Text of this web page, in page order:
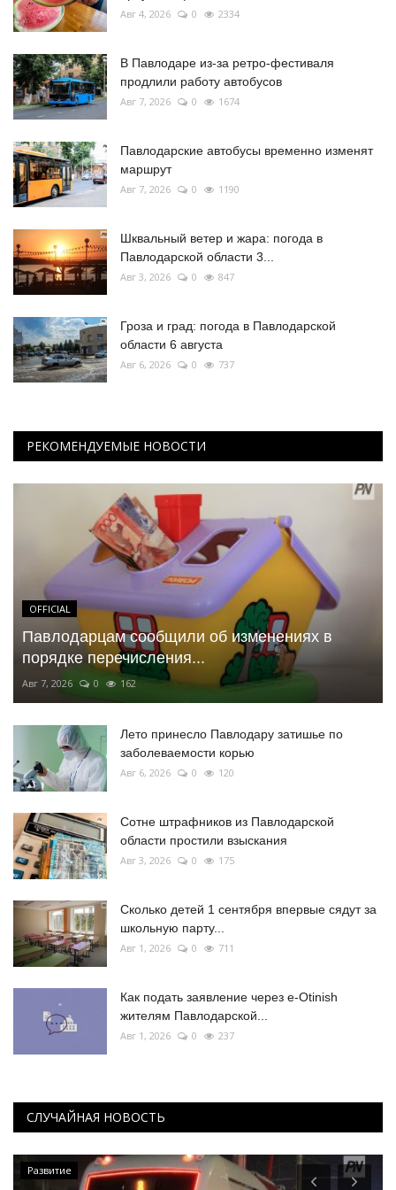
Авг 4, 2026 0 2334
В Павлодаре из-за ретро-фестиваля
продлили работу автобусов
Авг 7, 2026 0 1674
Павлодарские автобусы временно изменят
маршрут
Авг 7, 2026 0 1190
Шквальный ветер и жара: погода в
Павлодарской области 3...
Авг 3, 2026 0 847
Гроза и град: погода в Павлодарской
области 6 августа
Авг 6, 2026 0 737
РЕКОМЕНДУЕМЫЕ НОВОСТИ
OFFICIAL
Павлодарцам сообщили об изменениях в
порядке перечисления...
Авг 7, 2026 0 162
Лето принесло Павлодару затишье по
заболеваемости корью
Авг 6, 2026 0 120
Сотне штрафников из Павлодарской
области простили взыскания
Авг 3, 2026 0 175
Сколько детей 1 сентября впервые сядут за
школьную парту...
Авг 1, 2026 0 711
Как подать заявление через e-Otinish
жителям Павлодарской...
Авг 1, 2026 0 237
СЛУЧАЙНАЯ НОВОСТЬ
Развитие